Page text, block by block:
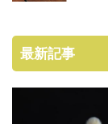
最新記事